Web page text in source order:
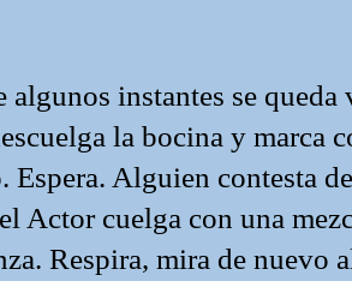
algunos instantes se
la bocina y marca
Espera. Alguien contesta
Actor cuelga con una
Respira, mira de nuevo